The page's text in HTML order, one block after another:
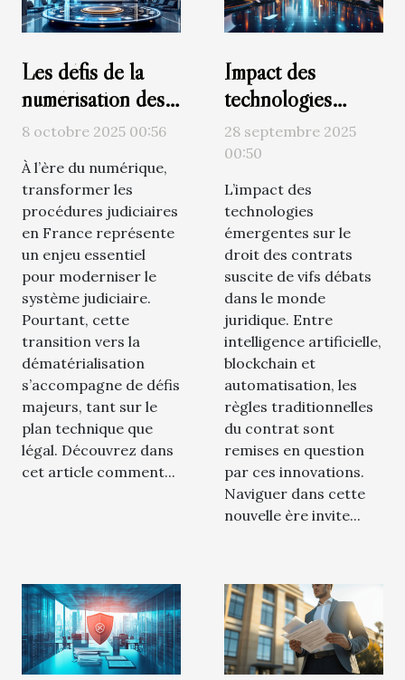
Les défis de la
numérisation des
procédures
judiciaires en
France
8 octobre 2025 00:56
À l’ère du numérique,
transformer les
procédures judiciaires
en France représente
un enjeu essentiel
pour moderniser le
système judiciaire.
Pourtant, cette
transition vers la
dématérialisation
s’accompagne de défis
majeurs, tant sur le
plan technique que
légal. Découvrez dans
cet article comment...
Impact des
technologies
émergentes sur le
droit des contrats
28 septembre 2025
00:50
L’impact des
technologies
émergentes sur le
droit des contrats
suscite de vifs débats
dans le monde
juridique. Entre
intelligence artificielle,
blockchain et
automatisation, les
règles traditionnelles
du contrat sont
remises en question
par ces innovations.
Naviguer dans cette
nouvelle ère invite...